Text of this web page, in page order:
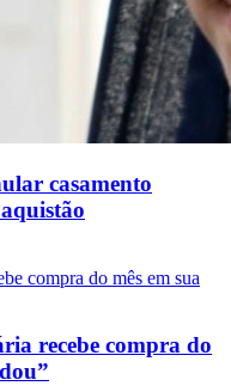
casamento
recebe compra do